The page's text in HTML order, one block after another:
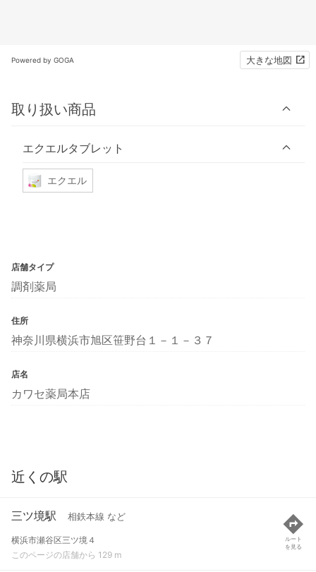
Powered by GOGA 大きな地図
取り扱い商品
エクエルタブレット
エクエル
店舗タイプ
調剤薬局
住所
神奈川県横浜市旭区笹野台１－１－３７
店名
カワセ薬局本店
近くの駅
三ツ境駅 相鉄本線 など
横浜市瀬谷区三ツ境４
このページの店舗から 129 m
ルート
を見る